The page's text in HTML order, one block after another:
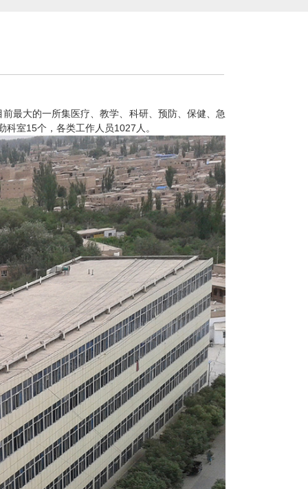
前最大的一所集医疗、教学、科研、预防、保健、急
科室15个，各类工作人员1027 人。